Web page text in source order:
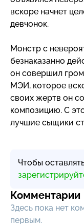
вскоре начнет
девчонок.
Монстр с
безнаказанно
он совершил
МЭИ, которое
своих жертв он
композицию. С
лучшие сыщики
Чтобы
Комментарии
Здесь пока нет
первым.